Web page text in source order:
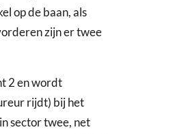
op de baan, als
zijn er twee
2 en wordt
rijdt) bij het
sector twee, net